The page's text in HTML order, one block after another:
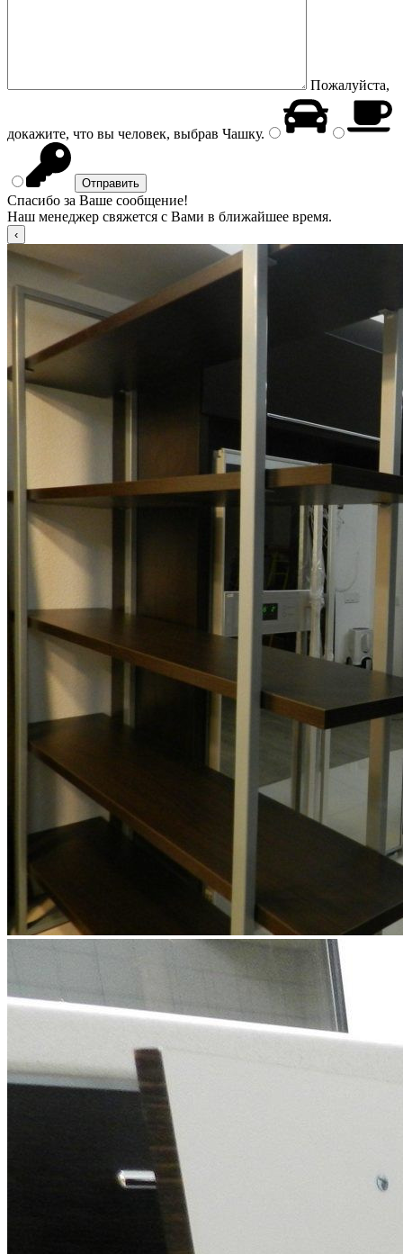
Пожалуйста,
докажите, что вы человек, выбрав Чашку.
Спасибо за Ваше сообщение!
Наш менеджер свяжется с Вами в ближайшее время.